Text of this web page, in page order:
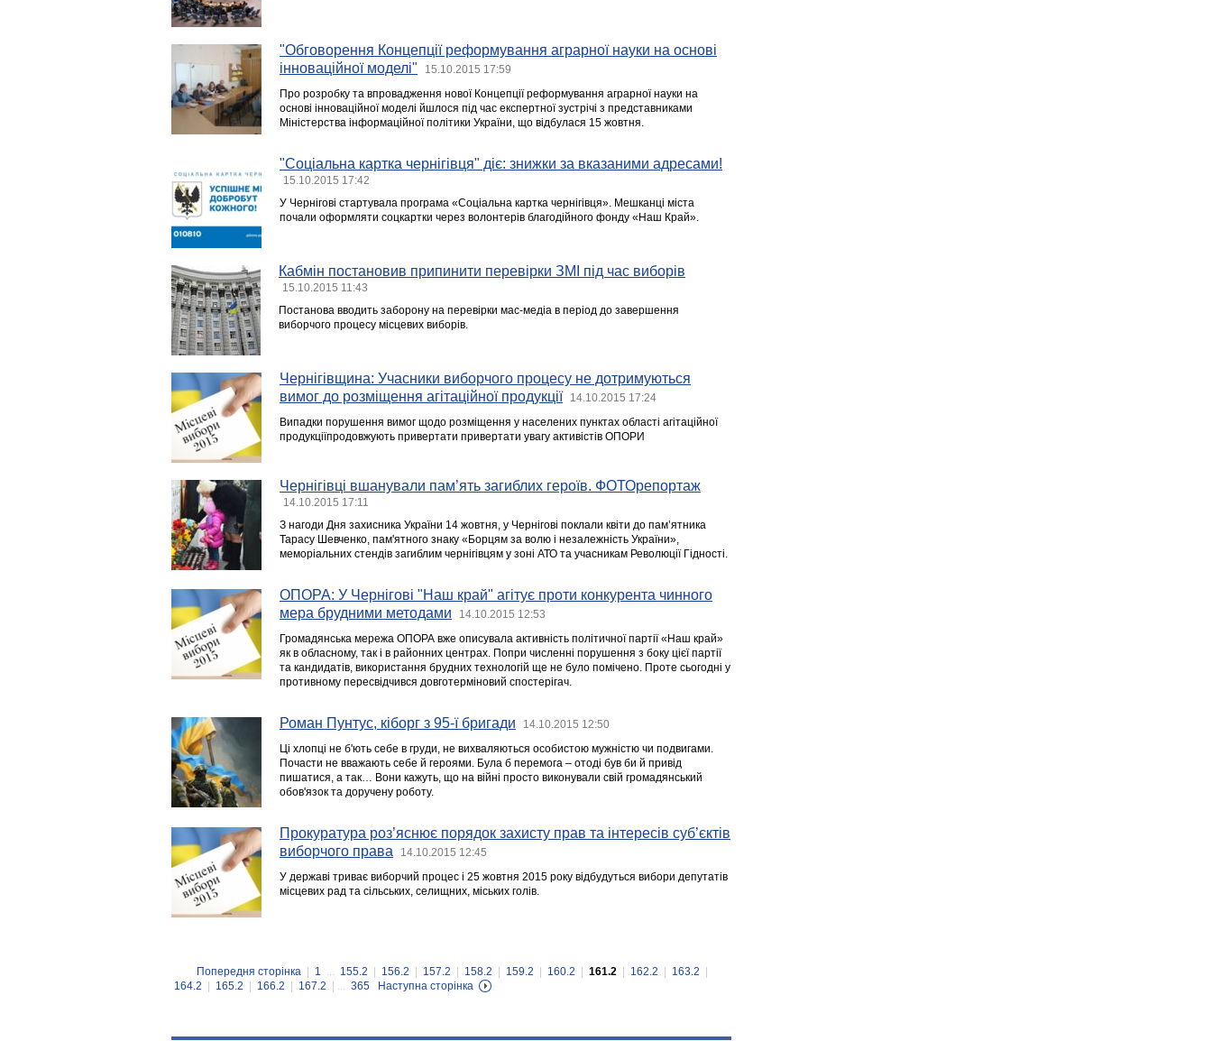
"Обговорення Концепції реформування аграрної науки на основі
інноваційної моделі"
15.10.2015 17:59
Про розробку та впровадження нової Концепції реформування аграрної науки на
основі інноваційної моделі йшлося під час експертної зустрічі з представниками
Міністерства інформаційної політики України, що відбулася 15 жовтня.
"Соціальна картка чернігівця" діє: знижки за вказаними адресами!
15.10.2015 17:42
У Чернігові стартувала програма «Соціальна картка чернігівця». Мешканці міста
почали оформляти соцкартки через волонтерів благодійного фонду «Наш Край».
Кабмін постановив припинити перевірки ЗМІ під час виборів
15.10.2015 11:43
Постанова вводить заборону на перевірки мас-медіа в період до завершення
виборчого процесу місцевих виборів.
Чернігівщина: Учасники виборчого процесу не дотримуються
вимог до розміщення агітаційної продукції
14.10.2015 17:24
Випадки порушення вимог щодо розміщення у населених пунктах області агітаційної
продукціїпродовжують привертати привертати увагу активістів ОПОРИ
Чернігівці вшанували пам’ять загиблих героїв. ФОТОрепортаж
14.10.2015 17:11
З нагоди Дня захисника України 14 жовтня, у Чернігові поклали квіти до пам’ятника
Тарасу Шевченко, пам'ятного знаку «Борцям за волю і незалежність України»,
меморіальних стендів загиблим чернігівцям у зоні АТО та учасникам Революції Гідності.
ОПОРА: У Чернігові "Наш край" агітує проти конкурента чинного
мера брудними методами
14.10.2015 12:53
Громадянська мережа ОПОРА вже описувала активність політичної партії «Наш край»
як в обласному, так і в районних центрах. Попри численні порушення з боку цієї партії
та кандидатів, використання брудних технологій ще не було помічено. Проте сьогодні у
противному пересвідчився довготерміновий спостерігач.
Роман Пунтус, кіборг з 95-ї бригади 14.10.2015 12:50
Ці хлопці не б'ють себе в груди, не вихваляються особистою мужністю чи подвигами.
Почасти не вважають себе й героями. Була б перемога – отоді був би й привід
пишатися, а так… Вони кажуть, що на війні просто виконували свій громадянський
обов'язок та доручену роботу.
Прокуратура роз’яснює порядок захисту прав та інтересів суб’єктів
виборчого права
14.10.2015 12:45
У державі триває виборчий процес і 25 жовтня 2015 року відбудуться вибори депутатів
місцевих рад та сільських, селищних, міських голів.
Попередня сторінка 1 ... 155.2 156.2 157.2 158.2 159.2 160.2 161.2 162.2 163.2
164.2
165.2 166.2 167.2 | ... 365 Наступна сторінка